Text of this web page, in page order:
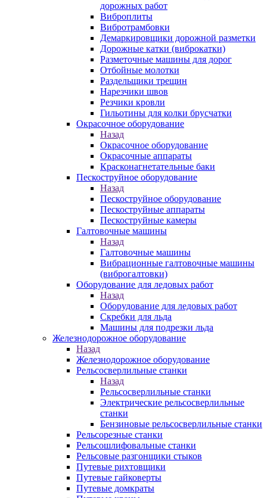
дорожных работ
Виброплиты
Вибротрамбовки
Демаркировщики дорожной разметки
Дорожные катки (виброкатки)
Разметочные машины для дорог
Отбойные молотки
Раздельщики трещин
Нарезчики швов
Резчики кровли
Гильотины для колки брусчатки
Окрасочное оборудование
Назад
Окрасочное оборудование
Окрасочные аппараты
Красконагнетательные баки
Пескоструйное оборудование
Назад
Пескоструйное оборудование
Пескоструйные аппараты
Пескоструйные камеры
Галтовочные машины
Назад
Галтовочные машины
Вибрационные галтовочные машины
(виброгалтовки)
Оборудование для ледовых работ
Назад
Оборудование для ледовых работ
Скребки для льда
Машины для подрезки льда
Железнодорожное оборудование
Назад
Железнодорожное оборудование
Рельсосверлильные станки
Назад
Рельсосверлильные станки
Электрические рельсосверлильные
станки
Бензиновые рельсосверлильные станки
Рельсорезные станки
Рельсошлифовальные станки
Рельсовые разгонщики стыков
Путевые рихтовщики
Путевые гайковерты
Путевые домкраты